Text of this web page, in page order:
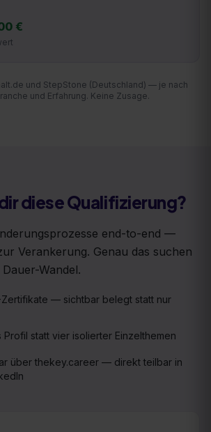
€
und StepStone (Deutschland) — je nach
und Erfahrung. Keine Zusage.
diese Qualifizierung?
end-to-end —
Verankerung. Genau das suchen
Wandel.
Zertifikate — sichtbar belegt statt nur
Profil statt vier isolierter Einzelthemen
über thekey.career — direkt teilbar in